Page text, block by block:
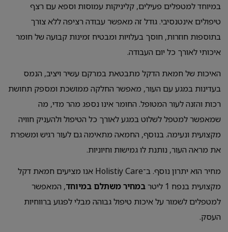
במיוחד למטפלים פעילים, קליניקות עמוסות וספא עם רצף
טיפולים אינטנסיבי. גודל זה מאפשר עבודה רציפה ללא צורך
בתוספות חוזרות, חוסך בעלויות ומבטיח זמינות קבועה של חומר
איכותי לאורך כל יום העבודה.
האיכות של חמאת הדקל מתבטאת במרקם עשיר ויציב, הנמס
בעדינות במגע עם העור, מאפשר החלקה ממושכת ומספק תחושת
רכות והזנה לעור המטופל. החומר אינו נספג מהר מדי, מה
שמאפשר למטפל לשלוט במגע לאורך כל הטיפול ולהעניק חוויה
מקצועית ונעימה. בנוסף, החמאה מתאימה גם לעור רגיש ומשפרת
את מראה העור, נותנת לו גמישות וחיוניות.
מחיר הוא יתרון נוסף. ב־Holistiy Care אנו מציעים חמאת דקל
מקצועית בנפח 1 ליטר
במחיר משתלם במיוחד, המאפשר
למטפלים לשמור על איכות טיפול גבוהה מבלי לפגוע ברווחיות
העסק.